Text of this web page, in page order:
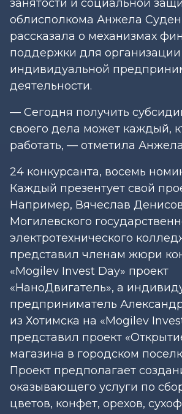
занятости и социальной
облисполкома Анжела
рассказала о механизмах
поддержки для организации
индивидуальной
деятельности.
— Сегодня получить
своего дела может каждый,
работать, — отметила
24 конкурсанта, восемь
Каждый презентует свой
Например, Вячеслав
Могилевского
электротехнического
представил членам жюри
«Mogilev Invest Day» проект
«НаноДвигатель», а
предприниматель
из Хотимска на «Mogilev
представил проект
магазина в городском
Проект предполагает
оказывающего услуги по
цветов, конфет, орехов,